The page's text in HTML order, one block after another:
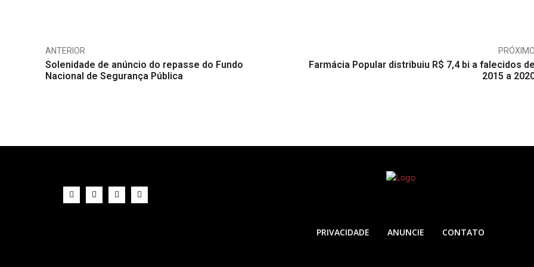
ANTERIOR
Solenidade de anúncio do repasse do Fundo
Nacional de Segurança Pública
PRÓXIMO
Farmácia Popular distribuiu R$ 7,4 bi a falecidos de
2015 a
PRIVACIDADE ANUNCIE CONTATO